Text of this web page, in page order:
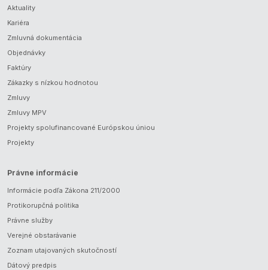
Aktuality
Kariéra
Zmluvná dokumentácia
Objednávky
Faktúry
Zákazky s nízkou hodnotou
Zmluvy
Zmluvy MPV
Projekty spolufinancované Európskou úniou
Projekty
Právne informácie
Informácie podľa Zákona 211/2000
Protikorupčná politika
Právne služby
Verejné obstarávanie
Zoznam utajovaných skutočností
Dátový predpis